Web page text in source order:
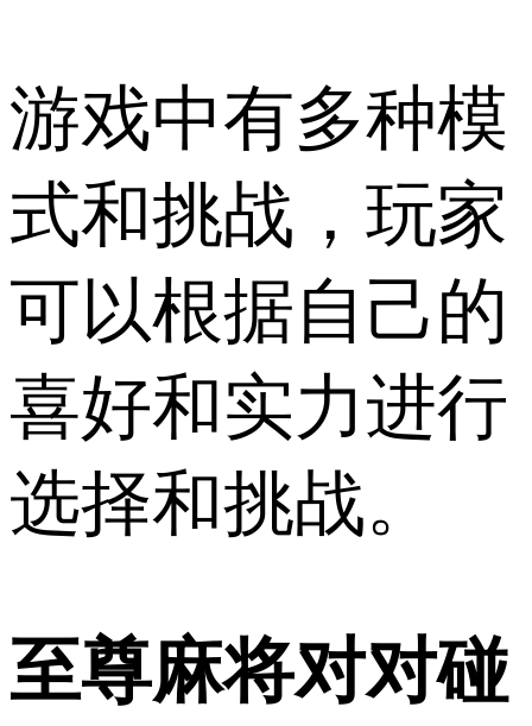
游戏中有多种模
式和挑战，玩家
可以根据自己的
喜好和实力进行
选择和挑战。
至尊麻将对对碰